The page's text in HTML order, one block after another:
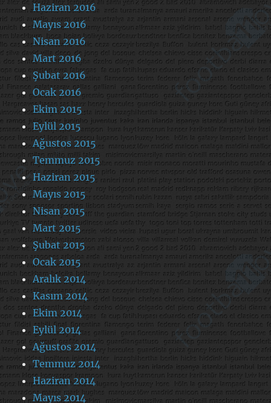
Haziran 2016
Mayıs 2016
Nisan 2016
Mart 2016
Şubat 2016
Ocak 2016
Ekim 2015
Eylül 2015
Ağustos 2015
Temmuz 2015
Haziran 2015
Mayıs 2015
Nisan 2015
Mart 2015
Şubat 2015
Ocak 2015
Aralık 2014
Kasım 2014
Ekim 2014
Eylül 2014
Ağustos 2014
Temmuz 2014
Haziran 2014
Mayıs 2014